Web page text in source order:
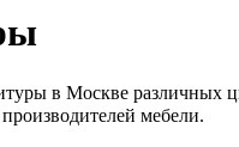
в Москве различных
мебели.